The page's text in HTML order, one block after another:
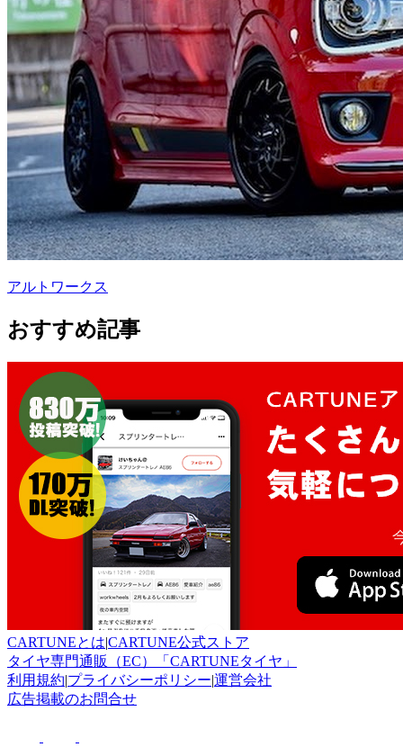
アルトワークス
おすすめ記事
CARTUNEとは|CARTUNE公式ストア
タイヤ専門通販（EC）「CARTUNEタイヤ」
利用規約|プライバシーポリシー|運営会社
広告掲載のお問合せ